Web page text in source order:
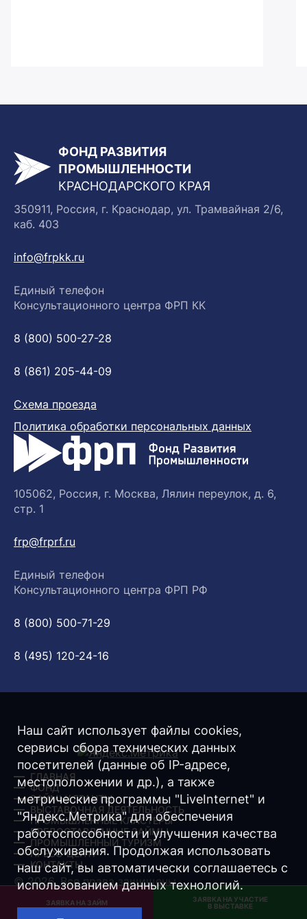
ЗАЯВКА НА ЗАЙМ
ЗАЯВКА НА УЧАСТИЕ
В ВЫСТАВКЕ
ФОНД РАЗВИТИЯ
ПРОМЫШЛЕННОСТИ
КРАСНОДАРСКОГО КРАЯ
350911, Россия, г. Краснодар, ул. Трамвайная 2/6,
каб. 403
info@frpkk.ru
Единый телефон
Консультационного центра ФРП КК
8 (800) 500-27-28
8 (861) 205-44-09
Схема проезда
Политика обработки персональных данных
105062, Россия, г. Москва, Лялин переулок, д. 6,
стр. 1
frp@frprf.ru
Единый телефон
Консультационного центра ФРП РФ
8 (800) 500-71-29
8 (495) 120-24-16
ГЛАВНАЯ
ФОНД
ЗАЙМЫ/ ГРАНТЫ
ВЫСТАВОЧНАЯ ДЕЯТЕЛЬНОСТЬ
ПРОМЫШЛЕННЫЕ КЛАСТЕРЫ
ПРЕДОСТАВЛЕННЫЕ ЗАЙМЫ
ПРОМЫШЛЕННЫЙ ТУРИЗМ
ПРЕСС-ЦЕНТР
КОНТАКТЫ
© 2026. Все права защищены.
Разработка -Интернет-Имидж
Наш сайт использует файлы cookies,
сервисы сбора технических данных
посетителей (данные об IP-адресе,
местоположении и др.), а также
метрические программы "LiveInternet" и
"Яндекс.Метрика" для обеспечения
работоспособности и улучшения качества
обслуживания. Продолжая использовать
наш сайт, вы автоматически соглашаетесь с
использованием данных технологий.